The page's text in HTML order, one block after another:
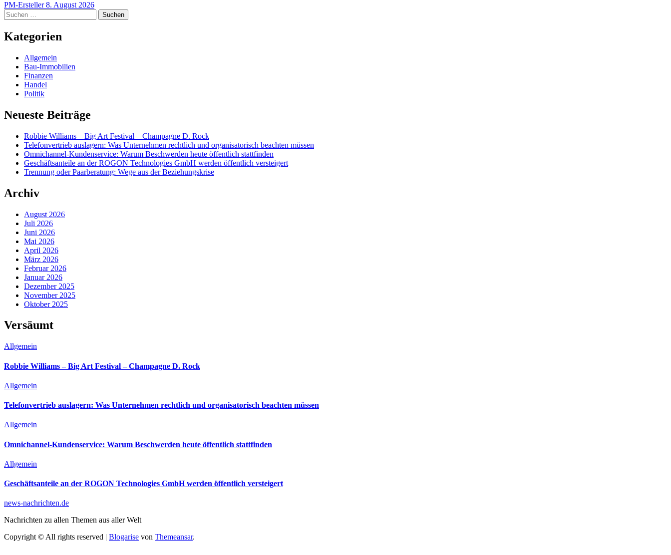
PM-Ersteller8. August 2026
Suchen
nach:
Kategorien
Allgemein
Bau-Immobilien
Finanzen
Handel
Politik
Neueste Beiträge
Robbie Williams – Big Art Festival – Champagne D. Rock
Telefonvertrieb auslagern: Was Unternehmen rechtlich und organisatorisch beachten müssen
Omnichannel-Kundenservice: Warum Beschwerden heute öffentlich stattfinden
Geschäftsanteile an der ROGON Technologies GmbH werden öffentlich versteigert
Trennung oder Paarberatung: Wege aus der Beziehungskrise
Archiv
August 2026
Juli 2026
Juni 2026
Mai 2026
April 2026
März 2026
Februar 2026
Januar 2026
Dezember 2025
November 2025
Oktober 2025
Versäumt
Allgemein
Robbie Williams – Big Art Festival – Champagne D. Rock
Allgemein
Telefonvertrieb auslagern: Was Unternehmen rechtlich und organisatorisch beachten müssen
Allgemein
Omnichannel-Kundenservice: Warum Beschwerden heute öffentlich stattfinden
Allgemein
Geschäftsanteile an der ROGON Technologies GmbH werden öffentlich versteigert
news-nachrichten.de
Nachrichten zu allen Themen aus aller Welt
Copyright © All rights reserved
Blogarise von Themeansar.